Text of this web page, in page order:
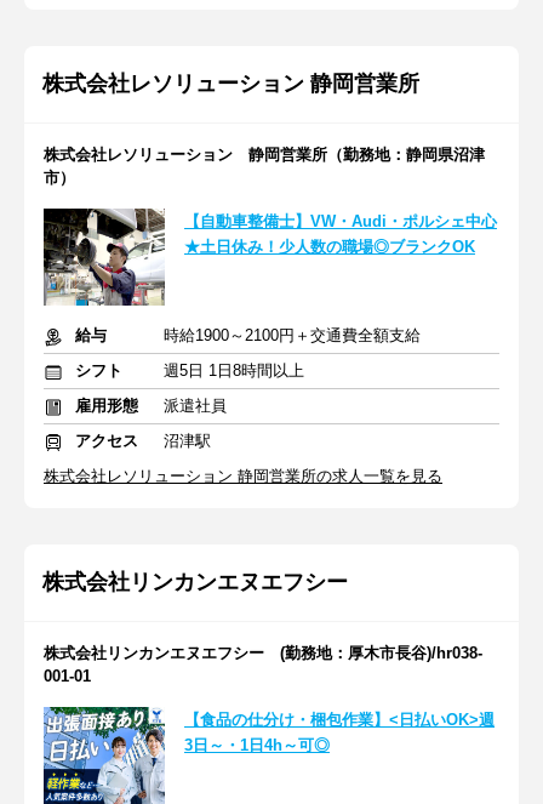
株式会社レソリューション 静岡営業所
株式会社レソリューション 静岡営業所（勤務地：静岡県沼津
市）
【自動車整備士】VW・Audi・ポルシェ中心
★土日休み！少人数の職場◎ブランクOK
給与
時給1900～2100円＋交通費全額支給
シフト
週5日 1日8時間以上
雇用形態
派遣社員
アクセス
沼津駅
株式会社レソリューション 静岡営業所の求人一覧を見る
株式会社リンカンエヌエフシー
株式会社リンカンエヌエフシー (勤務地：厚木市長谷)/hr038-
001-01
【食品の仕分け・梱包作業】<日払いOK>週
3日～・1日4h～可◎